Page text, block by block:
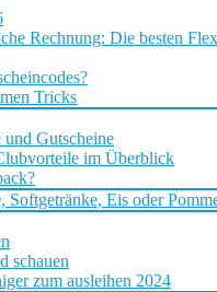
Rechnung: Die besten
Tricks
und Gutscheine
im Überblick
Eis oder
schauen
zum ausleihen 2024